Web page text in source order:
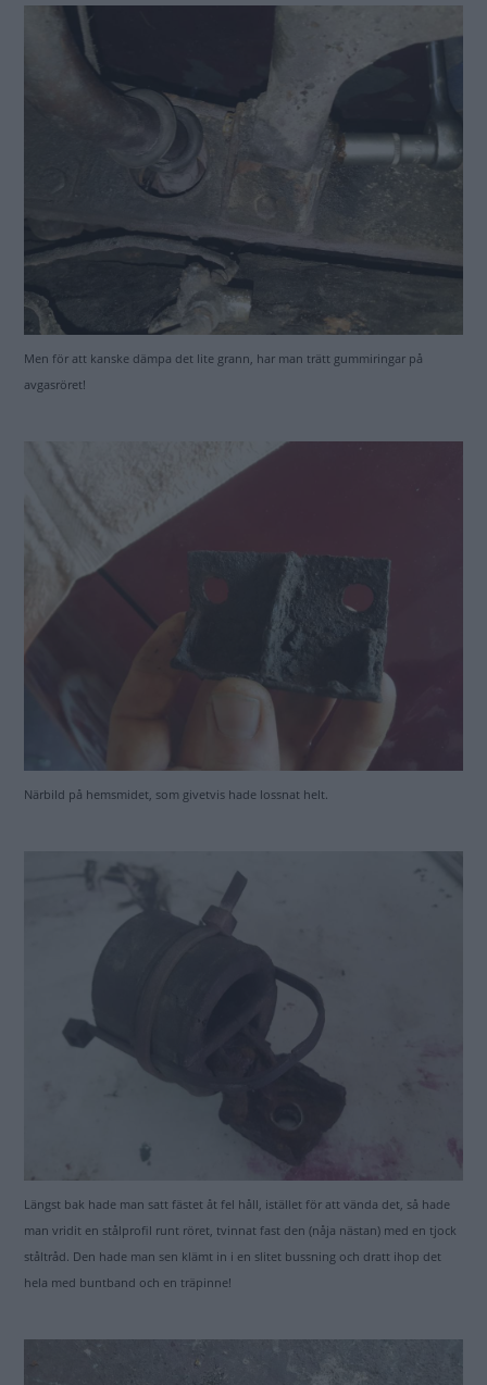
Men för att kanske dämpa det lite grann, har man trätt gummiringar på
avgasröret!
Närbild på hemsmidet, som givetvis hade lossnat helt.
Längst bak hade man satt fästet åt fel håll, istället för att vända det, så hade
man vridit en stålprofil runt röret, tvinnat fast den (nåja nästan) med en tjock
ståltråd. Den hade man sen klämt in i en slitet bussning och dratt ihop det
hela med buntband och en träpinne!